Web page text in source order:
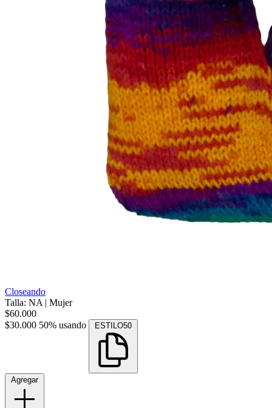
Closeando
Talla: NA | Mujer
$60.000
$30.000 50% usando ESTILO50
Agregar